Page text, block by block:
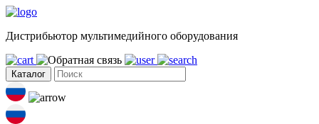
Дистрибьютор мультимедийного оборудования
Каталог